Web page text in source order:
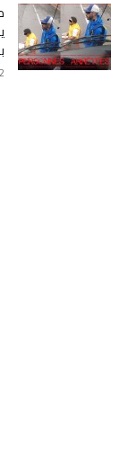
22